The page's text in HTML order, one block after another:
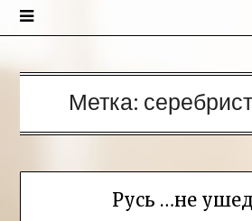
Метка:
Русь …не